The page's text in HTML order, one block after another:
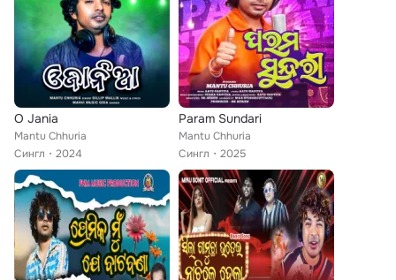
O Jania
Mantu Chhuria
Сингл
2024
Param Sundari
Mantu Chhuria
Сингл
2025